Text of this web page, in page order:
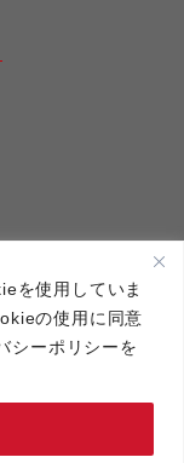
を使用していま
の使用に同意
シーポリシーを
ズ